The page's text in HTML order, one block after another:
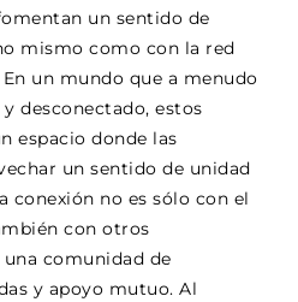
un sentido de
mismo como con la red
un mundo que a menudo
desconectado, estos
espacio donde las
un sentido de unidad
conexión no es sólo con el
con otros
comunidad de
y apoyo mutuo. Al